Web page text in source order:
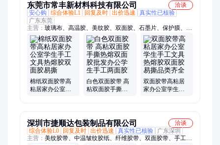
东莞市常丰新材料科技有限公司
洽谈
安心购
综合体验L1 回复及时 出价迅速
真实性已核验
广东东莞
主营： 玻璃布、高温胶、美纹胶、双面胶、石墨片、保护膜、电
子产品、玻璃贴膜、芯片切割、切割胶带、硅胶胶带、纤维胶
带、泡棉胶带、热解粘膜、密封胶带、导热胶带、工业胶带、定
位胶带、塑料薄膜、胶带定制、白色美纹纸、铝合金门窗、模具
铝基板、棕黄色胶带、金手指胶带
棉纸双面胶带高
粘居家办公室学
白色双面胶带 高
粘双面胶手撕热
双面胶带高粘居
家办公室学生手
深圳市捷顺达包装制品有限公司
洽谈
综合体验L0
回复及时 出价迅速 真实性已核验
广东深圳
主营： 美纹胶带、中温皱纹胶纸、纤维胶带、双面胶带、手工双